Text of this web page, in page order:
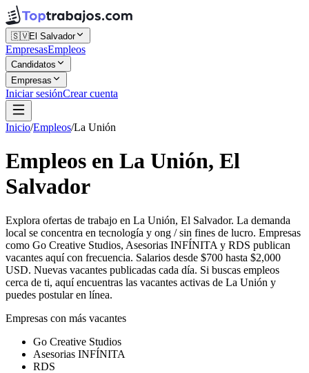
🇸🇻El Salvador
EmpresasEmpleos
Candidatos
Empresas
Iniciar sesiónCrear cuenta
Inicio/Empleos/La Unión
Empleos en La Unión, El
Salvador
Explora ofertas de trabajo en La Unión, El Salvador. La demanda
local se concentra en tecnología y ong / sin fines de lucro. Empresas
como Go Creative Studios, Asesorias INFÍNITA y RDS publican
vacantes aquí con frecuencia. Salarios desde $700 hasta $2,000
USD. Nuevas vacantes publicadas cada día. Si buscas empleos
cerca de ti, aquí encuentras las vacantes activas de La Unión y
puedes postular en línea.
Empresas con más vacantes
Go Creative Studios
Asesorias INFÍNITA
RDS